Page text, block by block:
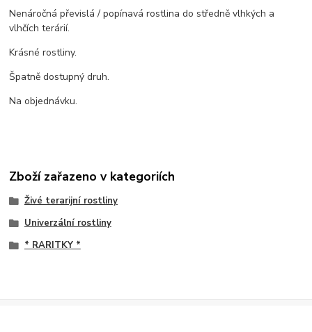
Nenáročná převislá / popínavá rostlina do středně vlhkých a
vlhčích terárií.
Krásné rostliny.
Špatně dostupný druh.
Na objednávku.
Zboží zařazeno v kategoriích
Živé terarijní rostliny
Univerzální rostliny
* RARITKY *